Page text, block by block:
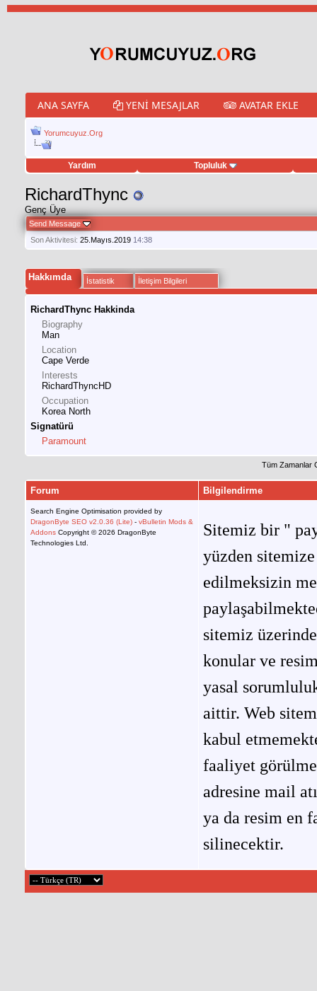
ANA SAYFA YENI MESAJLAR AVATAR EKLE
Yorumcuyuz.Org
Yardım Topluluk
hilesi
RichardThync
Genç Üye
Send Message
Son Aktivitesi: 25.Mayıs.2019 14:38
Hakkımda İstatistik İletişim Bilgileri
RichardThync Hakkinda
Biography
Man
Location
Cape Verde
Interests
RichardThyncHD
Occupation
Korea North
Signatürü
Paramount
Tüm Zamanlar
Forum Bilgilendirme
Search Engine Optimisation provided by
DragonByte SEO v2.0.36 (Lite) - vBulletin Mods &
Addons Copyright © 2026 DragonByte
Technologies Ltd.
Sitemiz bir "
yüzden
edilmeksizin
sitemiz
konular ve
yasal
aittir. Web
kabul
faaliyet
adresine mail
ya da resim en
silinecektir.